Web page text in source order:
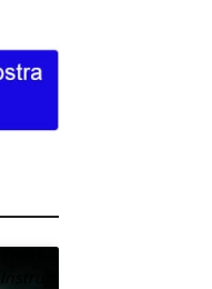
Texas